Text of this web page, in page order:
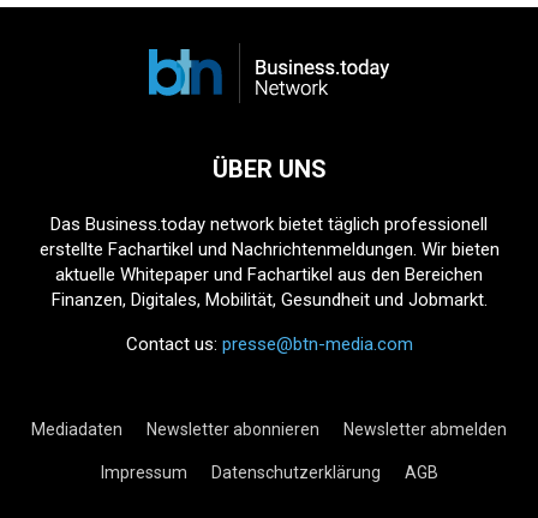
ÜBER UNS
Das Business.today network bietet täglich professionell
erstellte Fachartikel und Nachrichtenmeldungen. Wir bieten
aktuelle Whitepaper und Fachartikel aus den Bereichen
Finanzen, Digitales, Mobilität, Gesundheit und Jobmarkt.
Contact us: presse@btn-media.com
Mediadaten Newsletter abonnieren Newsletter abmelden
Impressum Datenschutzerklärung AGB